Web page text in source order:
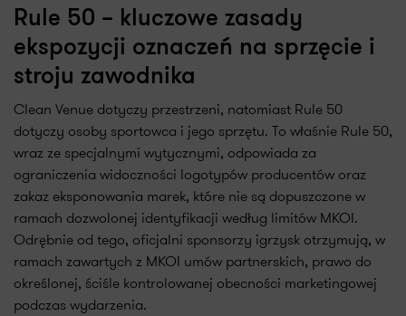
Rule 50 – kluczowe zasady
ekspozycji oznaczeń na sprzęcie i
stroju zawodnika
Clean Venue dotyczy przestrzeni, natomiast Rule 50
dotyczy osoby sportowca i jego sprzętu. To właśnie Rule 50,
wraz ze specjalnymi wytycznymi, odpowiada za
ograniczenia widoczności logotypów producentów oraz
zakaz eksponowania marek, które nie są dopuszczone w
ramach dozwolonej identyfikacji według limitów MKOI.
Odrębnie od tego, oficjalni sponsorzy igrzysk otrzymują, w
ramach zawartych z MKOI umów partnerskich, prawo do
określonej, ściśle kontrolowanej obecności marketingowej
podczas wydarzenia.